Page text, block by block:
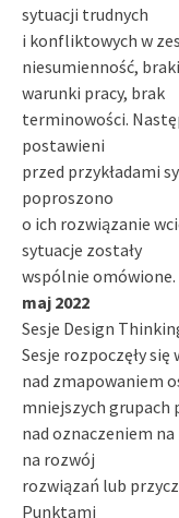
sytuacji trudnych
i konfliktowych w
niesumienność,
warunki pracy, brak
terminowości.
postawieni
przed przykładami
poproszono
o ich rozwiązanie
sytuacje zostały
wspólnie omówione.
maj 2022
Sesje Design
Sesje rozpoczęły
nad zmapowaniem
mniejszych grupach
nad oznaczeniem
na rozwój
rozwiązań lub
Punktami